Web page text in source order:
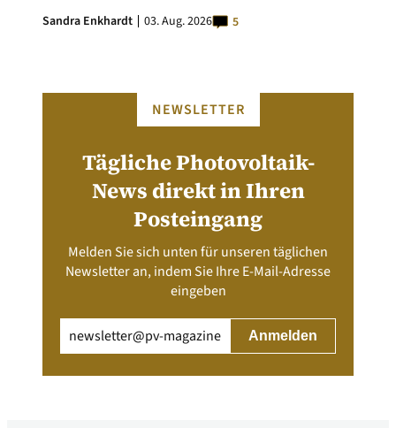
Sandra Enkhardt 03. Aug. 2026 5
NEWSLETTER
Tägliche Photovoltaik-
News direkt in Ihren
Posteingang
Melden Sie sich unten für unseren täglichen
Newsletter an, indem Sie Ihre E-Mail-Adresse
eingeben
(erforderlich)